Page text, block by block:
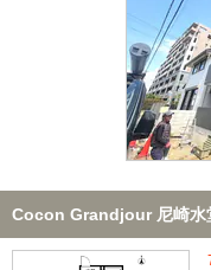
Cocon Grandjour 尼崎水